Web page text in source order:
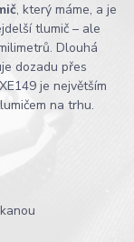
, který máme, a je
tlumič – ale
Dlouhá
dozadu přes
je největším
na trhu.